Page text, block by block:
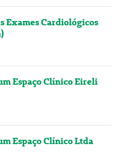
Exames Cardiológicos
Espaço Clínico Eireli
Espaço Clínico Ltda